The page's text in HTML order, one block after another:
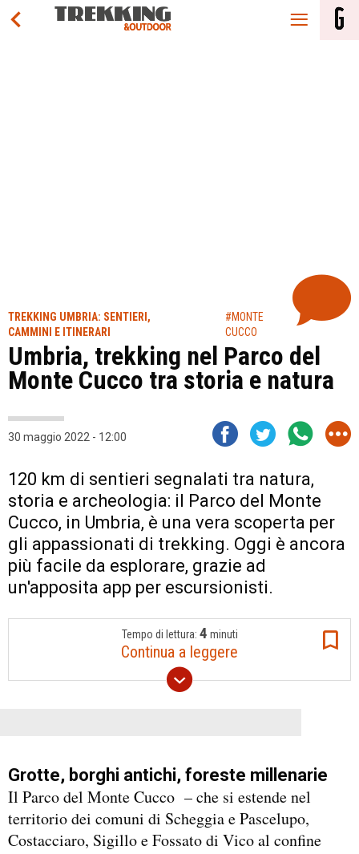
TREKKING UMBRIA: SENTIERI,
CAMMINI E ITINERARI
#MONTE
CUCCO
Umbria, trekking nel Parco del
Monte Cucco tra storia e natura
30 maggio 2022 - 12:00
120 km di sentieri segnalati tra natura,
storia e archeologia: il Parco del Monte
Cucco, in Umbria, è una vera scoperta per
gli appassionati di trekking. Oggi è ancora
più facile da esplorare, grazie ad
un'apposita app per escursionisti.
Tempo di lettura: 4 minuti
Continua a leggere
Grotte, borghi antichi, foreste millenarie
Il Parco del Monte Cucco – che si estende nel
territorio dei comuni di Scheggia e Pascelupo,
Costacciaro, Sigillo e Fossato di Vico al confine